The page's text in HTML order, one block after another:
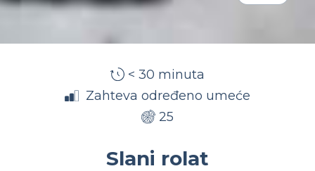
< 30 minuta
Zahteva određeno umeće
25
Slani rolat